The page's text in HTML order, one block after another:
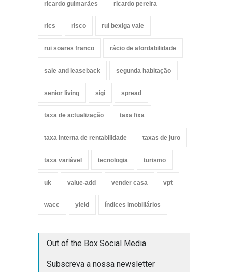
ricardo guimarães ricardo pereira
rics risco rui bexiga vale
rui soares franco rácio de afordabilidade
sale and leaseback segunda habitação
senior living sigi spread
taxa de actualização taxa fixa
taxa interna de rentabilidade taxas de juro
taxa variável tecnologia turismo
uk value-add vender casa vpt
wacc yield índices imobiliários
Out of the Box Social Media
Subscreva a nossa newsletter